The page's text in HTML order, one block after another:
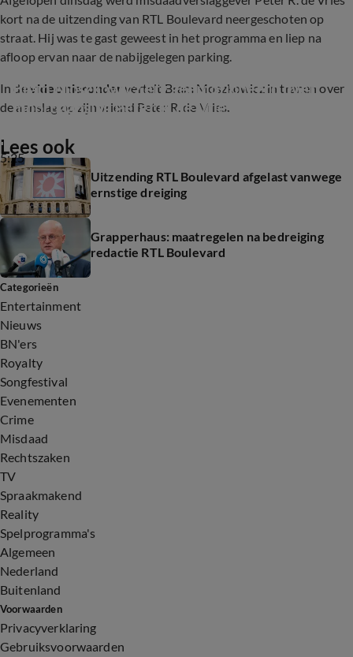
kort na de uitzending van RTL Boulevard neergeschoten op
straat. Hij was te gast geweest in het programma en liep na
afloop ervan naar de nabijgelegen parking.
In devideo hieronder vertelt Bram Moszkowicz in tranen over
de aanslag op zijn vriend Peter R. de Vries.
5:25
Bram Moszkowicz erg geëmotioneerd over
moordaanslag Peter R. de Vries
Lees ook
Uitzending RTL Boulevard afgelast vanwege
ernstige dreiging
Grapperhaus: maatregelen na bedreiging
redactie RTL Boulevard
Categorieën
Entertainment
Nieuws
BN'ers
Royalty
Songfestival
Evenementen
Crime
Misdaad
Rechtszaken
TV
Spraakmakend
Reality
Spelprogramma's
Algemeen
Nederland
Buitenland
Voorwaarden
Privacyverklaring
Gebruiksvoorwaarden